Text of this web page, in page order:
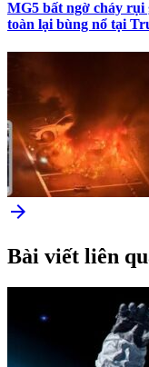
MG5 bất ngờ cháy rụi
toàn lại bùng nổ tại
arrow_forward
Bài viết liên